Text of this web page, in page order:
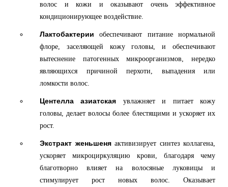
волос и кожи и оказывают очень эффективное
кондиционирующее воздействие.
Лактобактерии обеспечивают питание нормальной
флоре, заселяющей кожу головы, и обеспечивают
вытеснение патогенных микроорганизмов, нередко
являющихся причиной перхоти, выпадения или
ломкости волос.
Центелла азиатская увлажняет и питает кожу
головы, делает волосы более блестящими и ускоряет их
рост.
Экстракт женьшеня активизирует синтез коллагена,
ускоряет микроциркуляцию крови, благодаря чему
благотворно влияет на волосяные луковицы и
стимулирует рост новых волос. Оказывает